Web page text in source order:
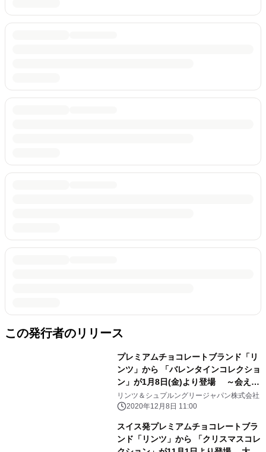
この発行者のリリース
プレミアムチョコレートブランド「リ
ンツ」から 「バレンタインコレクショ
ン」が1月8日(金)より登場 ～会えな
い今こそ想いを届ける、特別なバレン
タインに～
リンツ＆シュプルングリージャパン株式会社
2020年12月8日 11:00
スイス発プレミアムチョコレートブラ
ンド「リンツ」から 「クリスマスコレ